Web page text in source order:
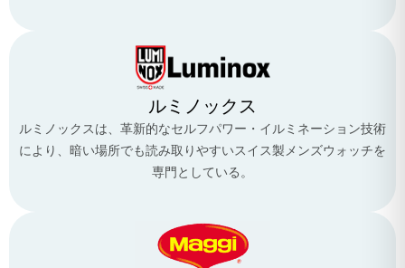
ルミノックス
ルミノックスは、革新的なセルフパワー・イルミネーション技術
により、暗い場所でも読み取りやすいスイス製メンズウォッチを
専門としている。